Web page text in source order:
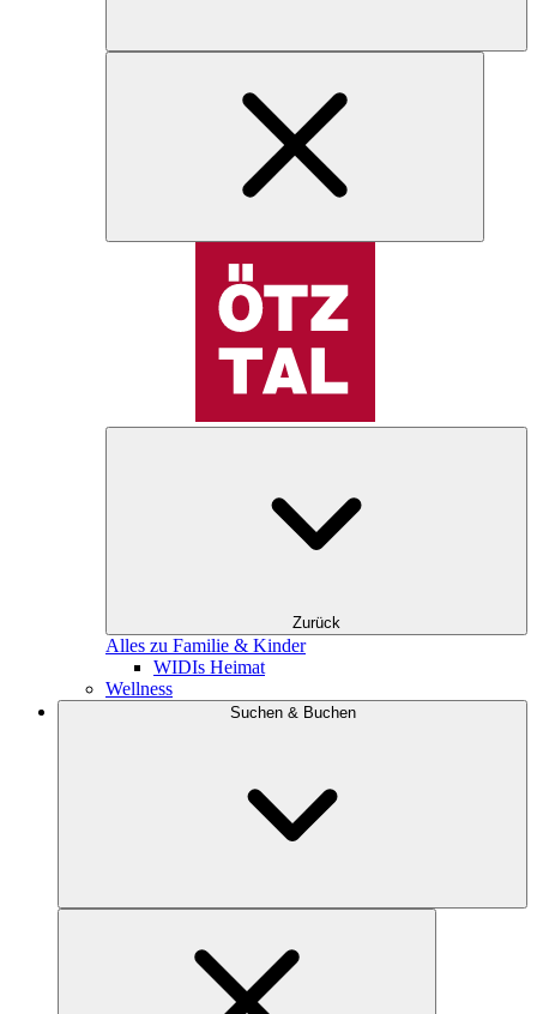
Zurück
Alles zu Familie & Kinder
WIDIs Heimat
Wellness
Suchen & Buchen